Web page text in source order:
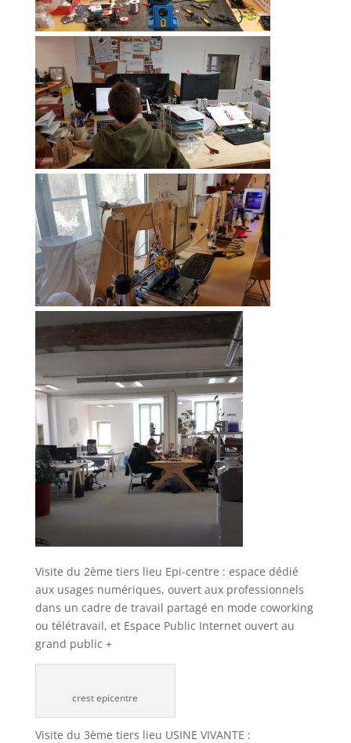
Visite du 2ème tiers lieu Epi-centre : espace dédié
aux usages numériques, ouvert aux professionnels
dans un cadre de travail partagé en mode coworking
ou télétravail, et Espace Public Internet ouvert au
grand public +
crest epicentre
Visite du 3ème tiers lieu USINE VIVANTE :